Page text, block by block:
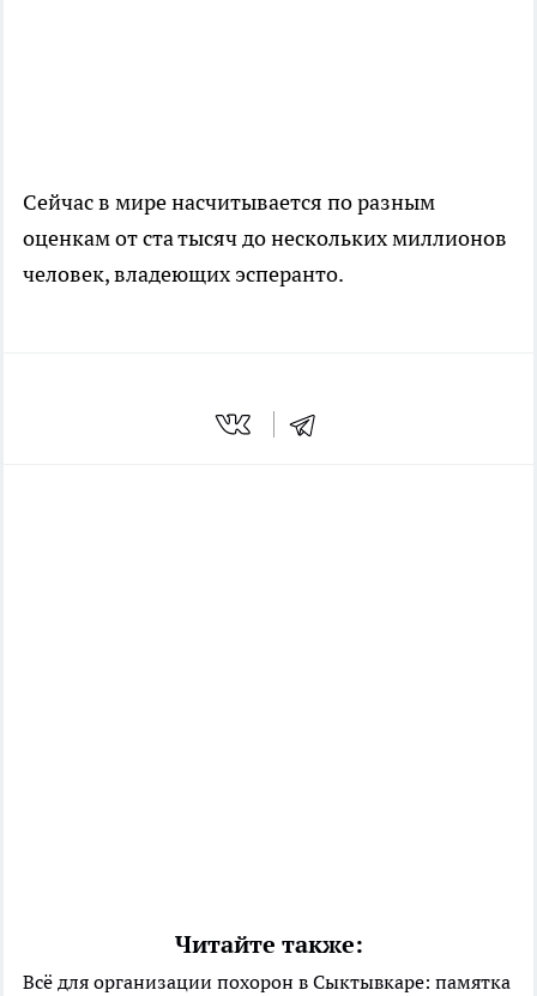
Сейчас в мире насчитывается по разным
оценкам от ста тысяч до нескольких миллионов
человек, владеющих эсперанто.
Читайте также:
Всё для организации похорон в Сыктывкаре: памятка